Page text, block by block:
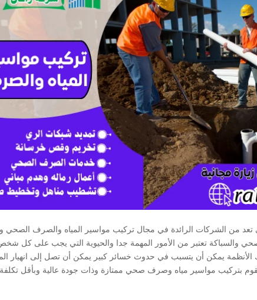
تعد من الشركات الرائدة في مجال تركيب مواسير المياه والصرف الصحي
الصرف الصحي والسباكة تعتبر من الأمور المهمة جدا والحيوية التي يجب على كل
الأنظمة يمكن أن يتسبب في حدوث خسائر كبير يمكن أن تصل إلى انهيار
تقوم بتركيب مواسير مياه وصرف صحي ممتازة وذات جودة عالية وبأقل تكلفة